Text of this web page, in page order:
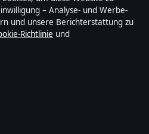
– Analyse- und Werbe-
und unsere Berichterstattung zu
Richtlinie und